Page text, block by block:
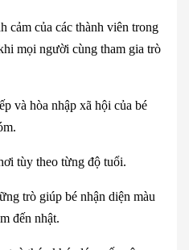
cảm của các thành viên trong
mọi người cùng tham gia trò
và hòa nhập xã hội của bé
tùy theo từng độ tuổi.
trò giúp bé nhận diện màu
đến nhật.